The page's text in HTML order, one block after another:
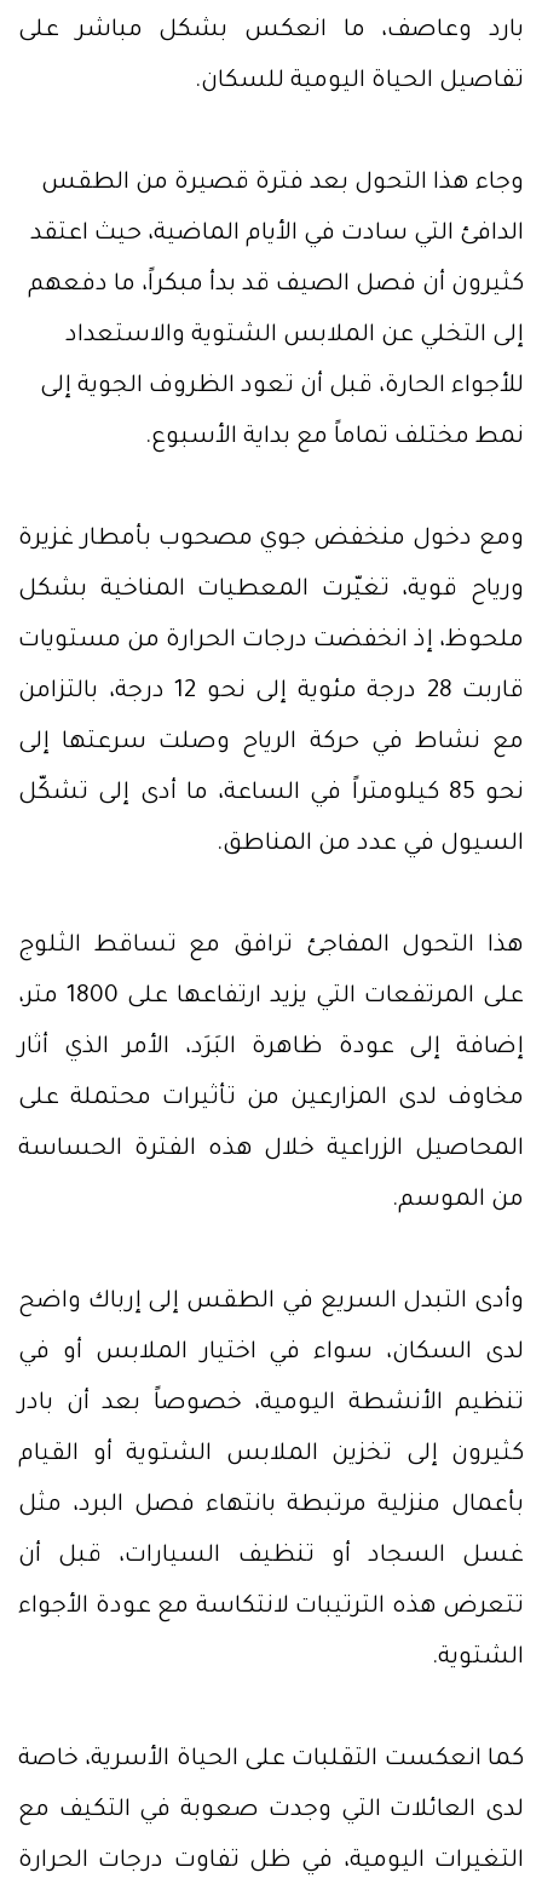
بارد وعاصف، ما انعكس بشكل مباشر على
تفاصيل الحياة اليومية للسكان.
وجاء هذا التحول بعد فترة قصيرة من الطقس
الدافئ التي سادت في الأيام الماضية، حيث اعتقد
كثيرون أن فصل الصيف قد بدأ مبكراً، ما دفعهم
إلى التخلي عن الملابس الشتوية والاستعداد
للأجواء الحارة، قبل أن تعود الظروف الجوية إلى
نمط مختلف تماماً مع بداية الأسبوع.
ومع دخول منخفض جوي مصحوب بأمطار غزيرة
ورياح قوية، تغيّرت المعطيات المناخية بشكل
ملحوظ، إذ انخفضت درجات الحرارة من مستويات
قاربت 28 درجة مئوية إلى نحو 12 درجة، بالتزامن
مع نشاط في حركة الرياح وصلت سرعتها إلى
نحو 85 كيلومتراً في الساعة، ما أدى إلى تشكّل
السيول في عدد من المناطق.
هذا التحول المفاجئ ترافق مع تساقط الثلوج
على المرتفعات التي يزيد ارتفاعها على 1800 متر،
إضافة إلى عودة ظاهرة البَرَد، الأمر الذي أثار
مخاوف لدى المزارعين من تأثيرات محتملة على
المحاصيل الزراعية خلال هذه الفترة الحساسة
من الموسم.
وأدى التبدل السريع في الطقس إلى إرباك واضح
لدى السكان، سواء في اختيار الملابس أو في
تنظيم الأنشطة اليومية، خصوصاً بعد أن بادر
كثيرون إلى تخزين الملابس الشتوية أو القيام
بأعمال منزلية مرتبطة بانتهاء فصل البرد، مثل
غسل السجاد أو تنظيف السيارات، قبل أن
تتعرض هذه الترتيبات لانتكاسة مع عودة الأجواء
الشتوية.
كما انعكست التقلبات على الحياة الأسرية، خاصة
لدى العائلات التي وجدت صعوبة في التكيف مع
التغيرات اليومية، في ظل تفاوت درجات الحرارة